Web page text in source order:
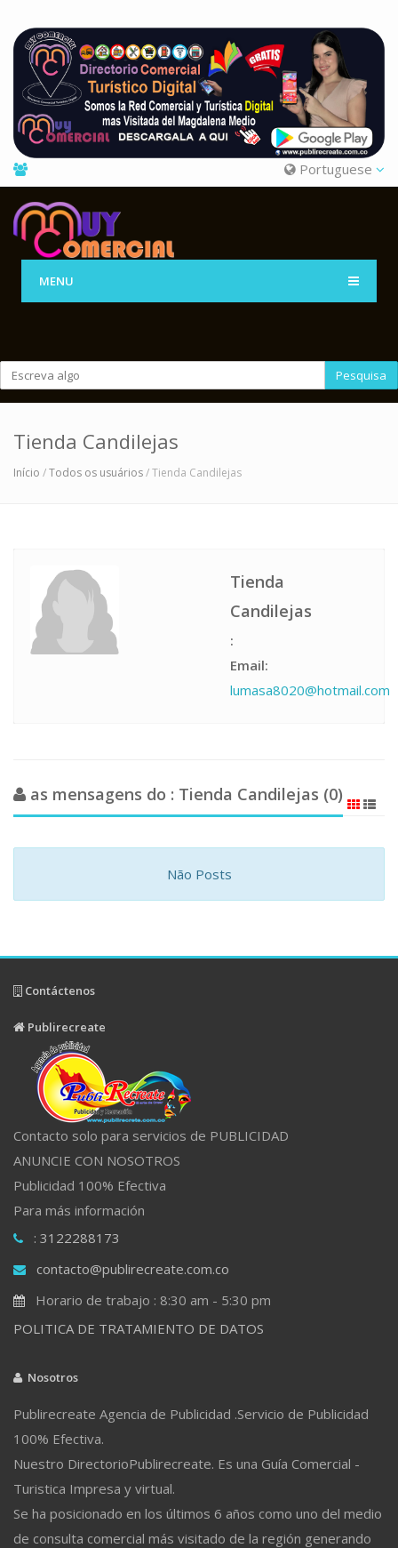
Portuguese
MENU
Pesquisa
Tienda Candilejas
Início /Todos os usuários/ Tienda Candilejas
Tienda
Candilejas
:
Email:
lumasa8020@hotmail.com
as mensagens do : Tienda Candilejas (0)
Não Posts
Contáctenos
Publirecreate
Contacto solo para servicios de PUBLICIDAD
ANUNCIE CON NOSOTROS
Publicidad 100% Efectiva
Para más información
: 3122288173
contacto@publirecreate.com.co
Horario de trabajo : 8:30 am - 5:30 pm
POLITICA DE TRATAMIENTO DE DATOS
Nosotros
Publirecreate Agencia de Publicidad .Servicio de Publicidad
100% Efectiva.
Nuestro DirectorioPublirecreate. Es una Guía Comercial -
Turistica Impresa y virtual.
Se ha posicionado en los últimos 6 años como uno del medio
de consulta comercial más visitado de la región generando